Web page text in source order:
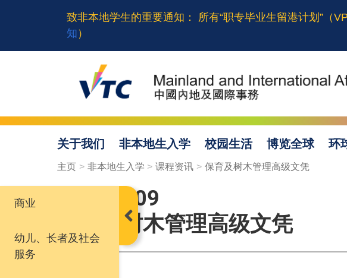
content
致非本地学生的重要通知： 所有“职专毕业生留港计划”（
知 ）
关于我们 非本地生入学 校园生活 博览全球 环
Breadcrumb
主页 非本地生入学 课程资讯 保育及树木管理高级文凭
商业
幼儿、长者及社会
服务
Open Discipline Menu
AS114109
保育及树木管理高级文凭